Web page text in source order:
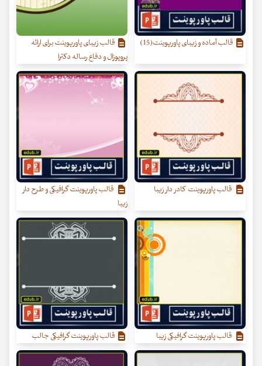
قالب آماده و زیبای پاورپوینت(15)
قالب زیبای پاورپوینت برای ارائه
پروپوزال و دفاع رساله دکترا
قالب پاورپوینت کادر دار زیبا
قالب پاورپوینت گرافیکی و طرح دار
زیبا
قالب پاورپوینت گرافیکی زیبا قالب پاورپوینت گرافیکی جالب